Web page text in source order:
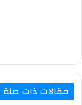
مقالات ذات صلة